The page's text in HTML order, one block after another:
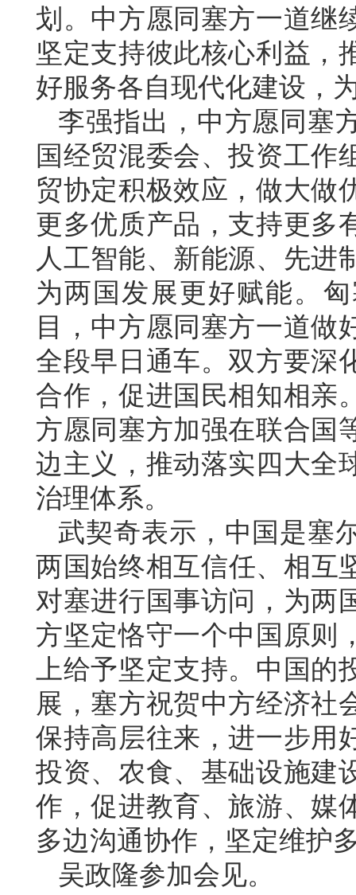
划。中方愿同塞方一道继
坚定支持彼此核心利益，
好服务各自现代化建设，
李强指出，中方愿同塞
国经贸混委会、投资工作
贸协定积极效应，做大做
更多优质产品，支持更多
人工智能、新能源、先进
为两国发展更好赋能。
目，中方愿同塞方一道做
全段早日通车。双方要深
合作，促进国民相知相亲
方愿同塞方加强在联合国
边主义，推动落实四大全
治理体系。
武契奇表示，中国是塞
两国始终相互信任、相互
对塞进行国事访问，为两
方坚定恪守一个中国原则
上给予坚定支持。中国
展，塞方祝贺中方经济社
保持高层往来，进一步用
投资、农食、基础设施建
作，促进教育、旅游、媒
多边沟通协作，坚定维护
吴政隆参加会见。